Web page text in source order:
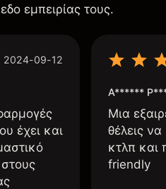
εμπειρίας τους.
2024-09-12
έχει και
A******
Μια
θέλεις
κτλπ και
friendly